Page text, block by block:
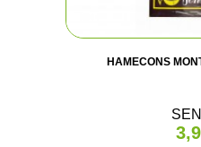
HAMECONS